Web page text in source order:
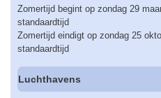
Zomertijd begint op zondag 29
standaardtijd
Zomertijd eindigt op zondag 25
standaardtijd
Luchthavens